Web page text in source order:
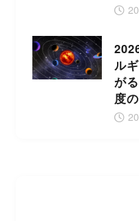
ル
が
度